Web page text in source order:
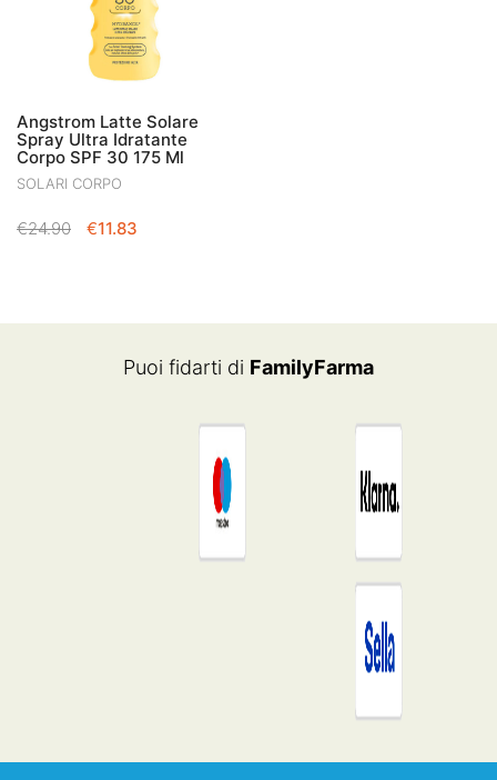
Angstrom Latte Solare
Spray Ultra Idratante
Corpo SPF 30 175 Ml
SOLARI CORPO
€24.90
IL
€24.90.
€11.83
€11.83.
Puoi fidarti di FamilyFarma